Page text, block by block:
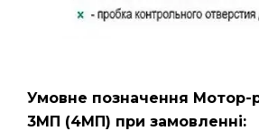
Умовне позначення Мотор-
3МП (4МП) при замовленні: